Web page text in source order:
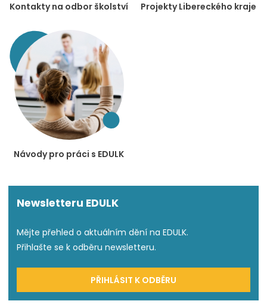
Kontakty na odbor školství Projekty Libereckého kraje
Návody pro práci s EDULK
Newsletteru EDULK
Mějte přehled o aktuálním dění na EDULK.
Přihlašte se k odběru newsletteru.
PŘIHLÁSIT K ODBĚRU